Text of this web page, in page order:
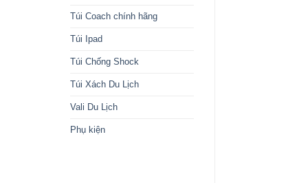
Túi Coach chính hãng
Túi Ipad
Túi Chống Shock
Túi Xách Du Lịch
Vali Du Lịch
Phụ kiện